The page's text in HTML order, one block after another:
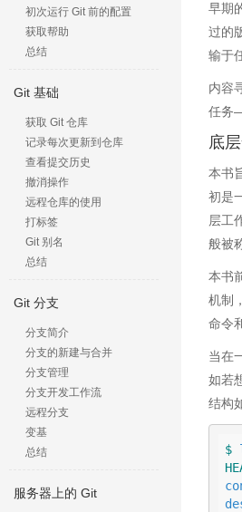
初次运行 Git 前的配置
获取帮助
总结
Git 基础
获取 Git 仓库
记录每次更新到仓库
查看提交历史
撤消操作
远程仓库的使用
打标签
Git 别名
总结
Git 分支
分支简介
分支的新建与合并
分支管理
分支开发工作流
远程分支
变基
总结
服务器上的 Git
早期
过的
输于
内容
任务
底
本书
初是
层工
般被
本书
机制
命令
当在
如若
结构
$